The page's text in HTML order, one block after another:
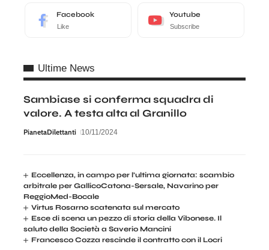
Facebook
Like
Youtube
Subscribe
Ultime News
Sambiase si conferma squadra di
valore. A testa alta al Granillo
PianetaDilettanti 10/11/2024
Eccellenza, in campo per l’ultima giornata: scambio
arbitrale per GallicoCatona-Sersale, Navarino per
ReggioMed-Bocale
Virtus Rosarno scatenata sul mercato
Esce di scena un pezzo di storia della Vibonese. Il
saluto della Società a Saverio Mancini
Francesco Cozza rescinde il contratto con il Locri